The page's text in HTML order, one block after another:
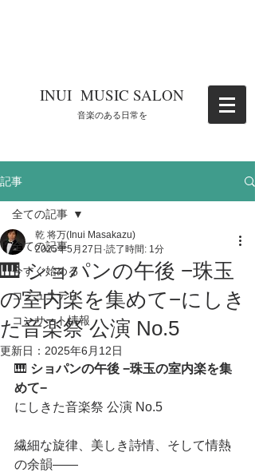
​INUI MUSIC SALON
​音楽のある日常を
記事
全ての記事
今すぐ始める
コミュニティ
コンサート情報
全ての記事
🎹 ショパンの午後 −珠玉
の室内楽を集めて−にしき
た音楽祭 公演 No.5
乾 将万(Inui Masakazu)
2025年5月27日 読了時間: 1分
更新日： 2025年6月12日
🎹 ショパンの午後 −珠玉の室内楽を集
めて−
にしきた音楽祭 公演 No.5
繊細な旋律、美しき詩情、そして情熱
の余韻——